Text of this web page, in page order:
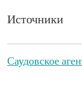
Источники
Саудовское